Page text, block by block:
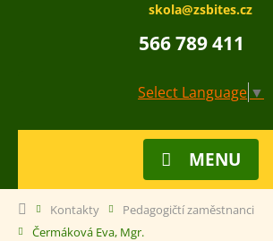
skola@zsbites.cz
566 789 411
Select Language ▼
MENU
Kontakty
Pedagogičtí zaměstnanci
Čermáková Eva, Mgr.